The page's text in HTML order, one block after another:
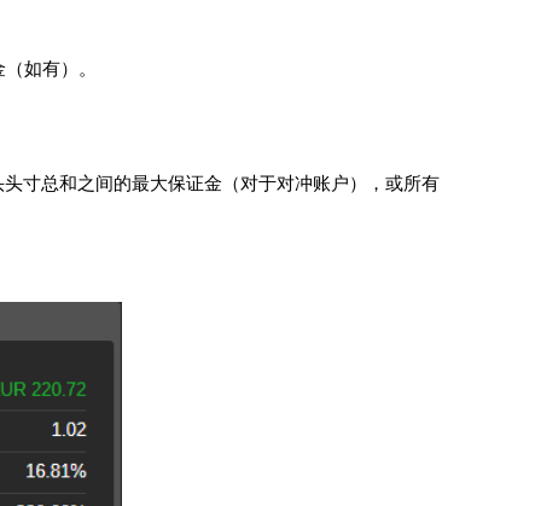
如有）。
寸总和之间的最大保证金（对于对冲账户），或所有